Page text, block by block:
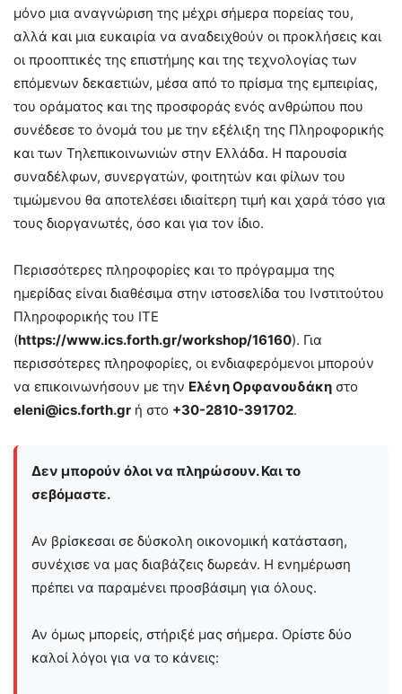
μόνο μια αναγνώριση της μέχρι σήμερα πορείας του,
αλλά και μια ευκαιρία να αναδειχθούν οι προκλήσεις και
οι προοπτικές της επιστήμης και της τεχνολογίας των
επόμενων δεκαετιών, μέσα από το πρίσμα της εμπειρίας,
του οράματος και της προσφοράς ενός ανθρώπου που
συνέδεσε το όνομά του με την εξέλιξη της Πληροφορικής
και των Τηλεπικοινωνιών στην Ελλάδα. Η παρουσία
συναδέλφων, συνεργατών, φοιτητών και φίλων του
τιμώμενου θα αποτελέσει ιδιαίτερη τιμή και χαρά τόσο για
τους διοργανωτές, όσο και για τον ίδιο.
Περισσότερες πληροφορίες και το πρόγραμμα της
ημερίδας είναι διαθέσιμα στην ιστοσελίδα του Ινστιτούτου
Πληροφορικής του ΙΤΕ
(https://www.ics.forth.gr/workshop/16160). Για
περισσότερες πληροφορίες, οι ενδιαφερόμενοι μπορούν
να επικοινωνήσουν με την Ελένη Ορφανουδάκη στο
eleni@ics.forth.gr ή στο +30-2810-391702.
Δεν μπορούν όλοι να πληρώσουν. Και το
σεβόμαστε.
Αν βρίσκεσαι σε δύσκολη οικονομική κατάσταση,
συνέχισε να μας διαβάζεις δωρεάν. Η ενημέρωση
πρέπει να παραμένει προσβάσιμη για όλους.
Αν όμως μπορείς, στήριξέ μας σήμερα. Ορίστε δύο
καλοί λόγοι για να το κάνεις: